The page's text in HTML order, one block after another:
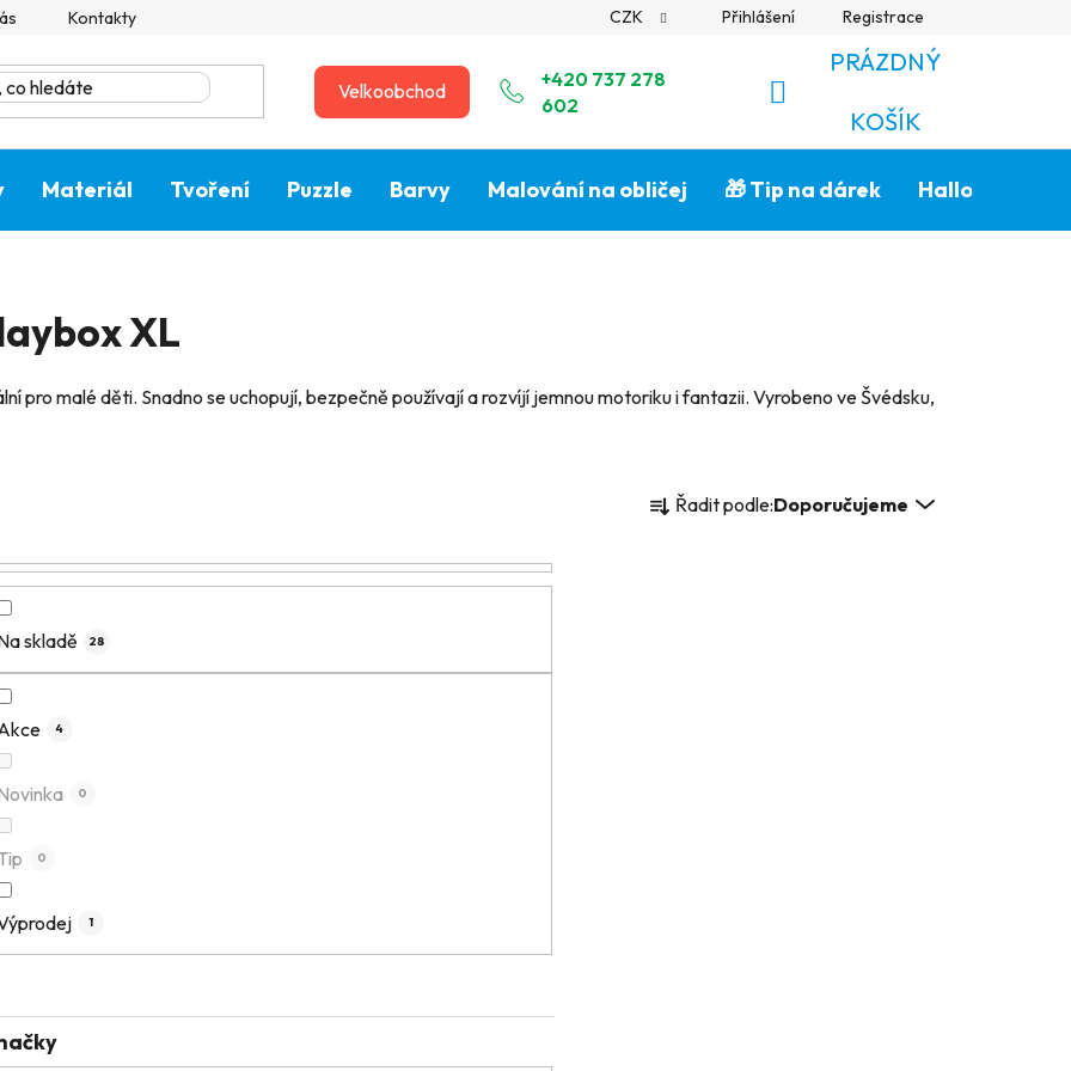
Kontakty CZK Přihlášení Registrace
Velkoobchod
+420 737 278
602
NÁKUPNÍ
KOŠÍK
PRÁZDNÝ
KOŠÍK
Materiál Tvoření Puzzle Barvy Malování na obličej 🎁 Tip na dárek Halloween🎃
XL
pro malé děti. Snadno se uchopují, bezpečně používají a rozvíjí jemnou motoriku i fantazii. Vyrobeno ve Švédsku,
a Řadit podle:Doporučujeme
skladě 28
4
0
0
1